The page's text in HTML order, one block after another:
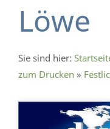
Löwe
Sie sind hier:
zum Drucken »